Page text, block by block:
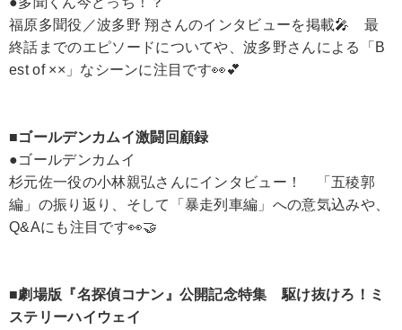
福原多聞役／波多野 翔さんのインタビューを掲載🎤 最
終話までのエピソードについてや、波多野さんによる「B
est of ××」なシーンに注目です👀💕
■ゴールデンカムイ激闘回顧録
●ゴールデンカムイ
杉元佐一役の小林親弘さんにインタビュー！ 「五稜郭
編」の振り返り、そして「暴走列車編」への意気込みや、
Q&Aにも注目です👀🤝
■劇場版『名探偵コナン』公開記念特集 駆け抜けろ！ミ
ステリーハイウェイ